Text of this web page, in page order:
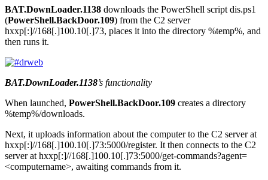
BAT.DownLoader.1138 downloads the PowerShell script dis.ps1
(PowerShell.BackDoor.109) from the C2 server
hxxp[:]//168[.]100.10[.]73, places it into the directory %temp%, and
then runs it.
BAT.DownLoader.1138’s functionality
When launched, PowerShell.BackDoor.109 creates a directory
%temp%/downloads.
Next, it uploads information about the computer to the C2 server at
hxxp[:]//168[.]100.10[.]73:5000/register. It then connects to the C2
server at hxxp[:]//168[.]100.10[.]73:5000/get-commands?agent=
<computername>, awaiting commands from it.